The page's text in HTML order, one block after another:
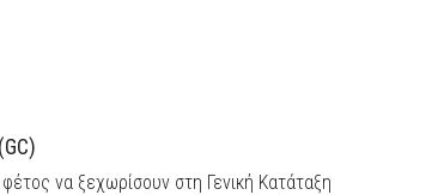
να ξεχωρίσουν στη Γενική Κατάταξη